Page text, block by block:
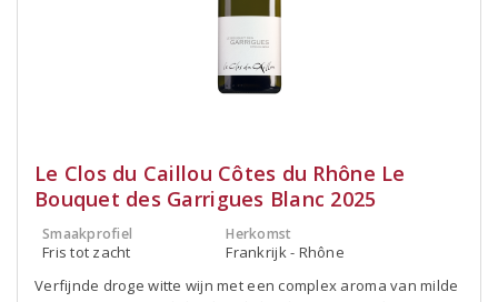
Le Clos du Caillou Côtes du Rhône Le
Bouquet des Garrigues Blanc 2025
Smaakprofiel
Fris tot zacht
Herkomst
Frankrijk - Rhône
Verfijnde droge witte wijn met een complex aroma van milde